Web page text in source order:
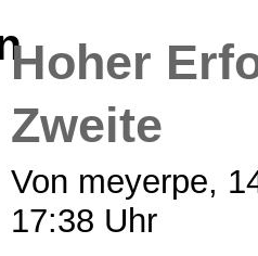
Hoher
Zweite
Von meyerpe,
17:38 Uhr